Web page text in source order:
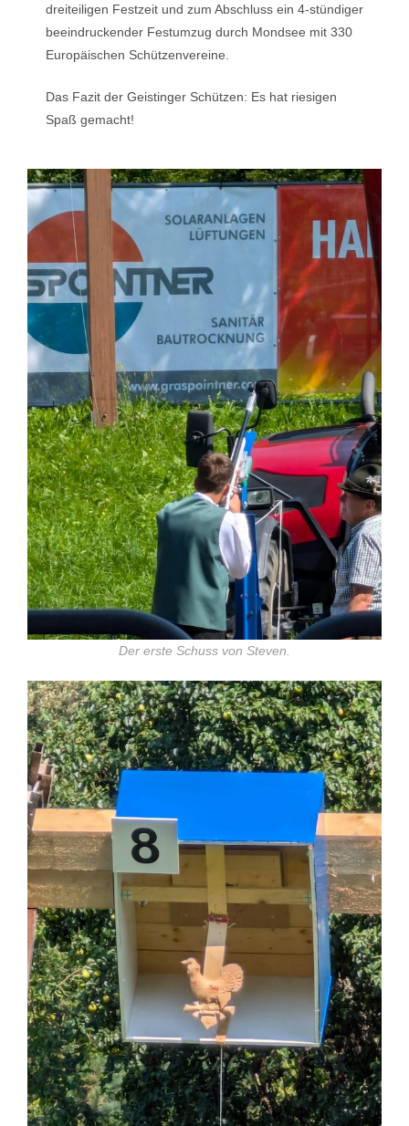
dreiteiligen Festzeit und zum Abschluss ein 4-stündiger
beeindruckender Festumzug durch Mondsee mit 330
Europäischen Schützenvereine.
Das Fazit der Geistinger Schützen: Es hat riesigen
Spaß gemacht!
Der erste Schuss von Steven.